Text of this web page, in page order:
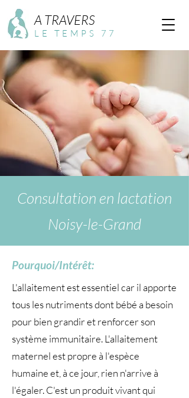
LE TEMPS 77
A TRAVERS
Consultation en lactation
Noisy-le-Grand
Pourquoi/Intérêt:
L'allaitement est essentiel car il apporte
tous les nutriments dont bébé a besoin
pour bien grandir et renforcer son
système immunitaire. L'allaitement
maternel est propre à l'espèce
humaine et, à ce jour, rien n'arrive à
l'égaler. C'est un produit vivant qui